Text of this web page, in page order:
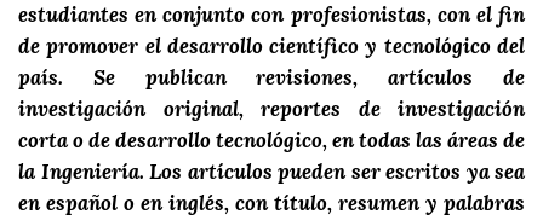
estudiantes en conjunto con profesionistas, con el fin
de promover el desarrollo científico y tecnológico del
país. Se publican revisiones, artículos de
investigación original, reportes de investigación
corta o de desarrollo tecnológico, en todas las áreas de
la Ingeniería. Los artículos pueden ser escritos ya sea
en español o en inglés, con título, resumen y palabras